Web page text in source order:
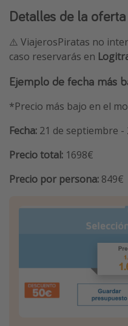
Detalles de la oferta
⚠️ ViajerosPiratas no
caso reservarás en
Ejemplo de fecha más
*Precio más bajo en el
Fecha: 21 de septiembre -
Precio total: 1698€
Precio por persona: 849€